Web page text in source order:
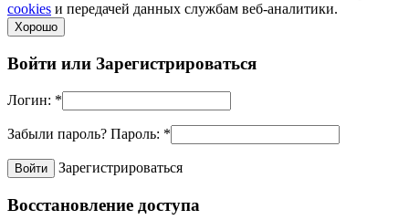
cookies и передачей данных службам веб-аналитики.
Хорошо
Войти или Зарегистрироваться
Логин: *
Забыли пароль? Пароль: *
Зарегистрироваться
Восстановление доступа